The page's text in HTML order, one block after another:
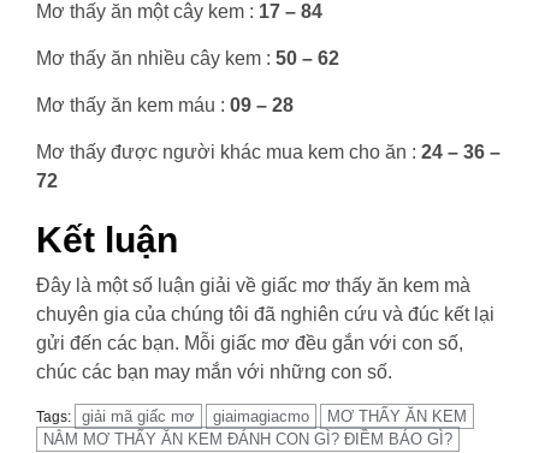
Mơ thấy ăn một cây kem : 17 – 84
Mơ thấy ăn nhiều cây kem : 50 – 62
Mơ thấy ăn kem máu : 09 – 28
Mơ thấy được người khác mua kem cho ăn : 24 – 36 –
72
Kết luận
Đây là một số luận giải về giấc mơ thấy ăn kem mà
chuyên gia của chúng tôi đã nghiên cứu và đúc kết lại
gửi đến các bạn. Mỗi giấc mơ đều gắn với con số,
chúc các bạn may mắn với những con số.
Tags: giải mã giấc mơ giaimagiacmo
MƠ THẤY ĂN KEM
NẰM MƠ THẤY ĂN KEM ĐÁNH CON GÌ? ĐIỀM BÁO GÌ?